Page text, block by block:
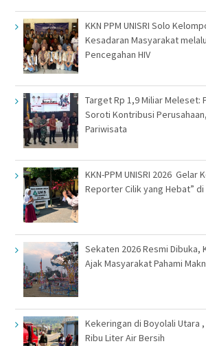
KKN PPM UNISRI Solo
Kesadaran Masyarakat
Pencegahan HIV
Target Rp 1,9 Miliar Meleset:
Soroti Kontribusi
Pariwisata
KKN-PPM UNISRI 2026 Gelar
Reporter Cilik yang Hebat” di
Sekaten 2026 Resmi Dibuka,
Ajak Masyarakat Pahami
Kekeringan di Boyolali Utara
Ribu Liter Air Bersih